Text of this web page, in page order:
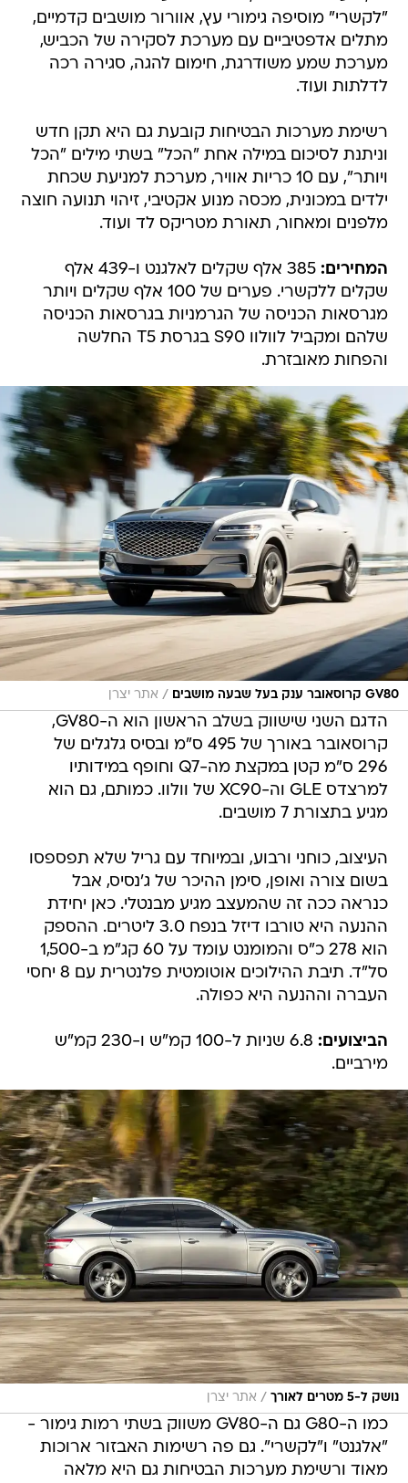
"לקשרי" מוסיפה גימורי עץ, אוורור מושבים קדמיים,
מתלים אדפטיביים עם מערכת לסקירה של הכביש,
מערכת שמע משודרגת, חימום להגה, סגירה רכה
לדלתות ועוד.
רשימת מערכות הבטיחות קובעת גם היא תקן חדש
וניתנת לסיכום במילה אחת "הכל" בשתי מילים "הכל
ויותר", עם 10 כריות אוויר, מערכת למניעת שכחת
ילדים במכונית, מכסה מנוע אקטיבי, זיהוי תנועה חוצה
מלפנים ומאחור, תאורת מטריקס לד ועוד.
המחירים:
385 אלף שקלים לאלגנט ו-439 אלף
שקלים ללקשרי. פערים של 100 אלף שקלים ויותר
מגרסאות הכניסה של הגרמניות בגרסאות הכניסה
שלהם ומקביל לוולוו S90 בגרסת T5 החלשה
והפחות מאובזרת.
GV80 קרוסאובר ענק בעל שבעה מושבים / אתר יצרן
הדגם השני שישווק בשלב הראשון הוא ה-GV80,
קרוסאובר באורך של 495 ס"מ ובסיס גלגלים של
296 ס"מ קטן במקצת מה-Q7 וחופף במידותיו
למרצדס GLE וה-XC90 של וולוו. כמותם, גם הוא
מגיע בתצורת 7 מושבים.
העיצוב, כוחני ורבוע, ובמיוחד עם גריל שלא תפספסו
בשום צורה ואופן, סימן ההיכר של ג'נסיס, אבל
כנראה ככה זה שהמעצב מגיע מבנטלי. כאן יחידת
ההנעה היא טורבו דיזל בנפח 3.0 ליטרים. ההספק
הוא 278 כ"ס והמומנט עומד על 60 קג"מ ב-1,500
סל"ד. תיבת ההילוכים אוטומטית פלנטרית עם 8 יחסי
העברה וההנעה היא כפולה.
הביצועים:
6.8 שניות ל-100 קמ"ש ו-230 קמ"ש
מירביים.
נושק ל-5 מטרים לאורך / אתר יצרן
כמו ה-G80 גם ה-GV80 משווק בשתי רמות גימור -
"אלגנט" ו"לקשרי". גם פה רשימות האבזור ארוכות
מאוד ורשימת מערכות הבטיחות גם היא מלאה